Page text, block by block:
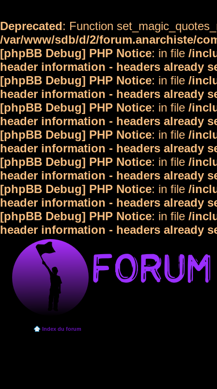
Deprecated: Function
/var/www/sdb/d/2/forum.anarchiste/
[phpBB Debug] PHP Notice: in file /
header information - headers already
[phpBB Debug] PHP Notice: in file /
header information - headers already
[phpBB Debug] PHP Notice: in file /
header information - headers already
[phpBB Debug] PHP Notice: in file /
header information - headers already
[phpBB Debug] PHP Notice: in file /
header information - headers already
[phpBB Debug] PHP Notice: in file /
header information - headers already
[phpBB Debug] PHP Notice: in file /
header information - headers already
Index du forum